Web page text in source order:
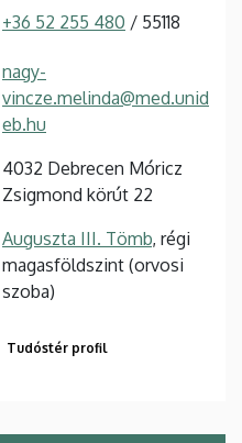
+36 52 255 480 / 55118
nagy-
vincze.melinda@med.unid
eb.hu
4032 Debrecen Móricz
Zsigmond körút 22
Auguszta III. Tömb, régi
magasföldszint (orvosi
szoba)
Tudóstér profil